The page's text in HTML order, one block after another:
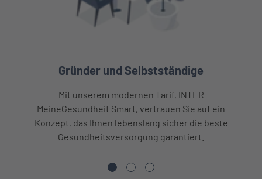
Gründer und Selbstständige
Mit unserem modernen Tarif, INTER
MeineGesundheit Smart, vertrauen Sie auf ein
Konzept, das Ihnen lebenslang sicher die beste
Gesundheitsversorgung garantiert.